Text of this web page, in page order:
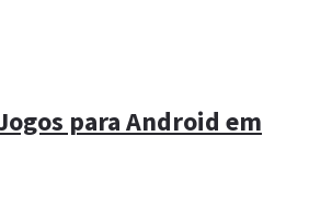
para Android em